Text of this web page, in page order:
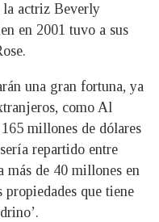
la actriz Beverly
en 2001 tuvo a sus
una gran fortuna, ya
como Al
millones de dólares
repartido entre
más de 40 millones en
propiedades que tiene